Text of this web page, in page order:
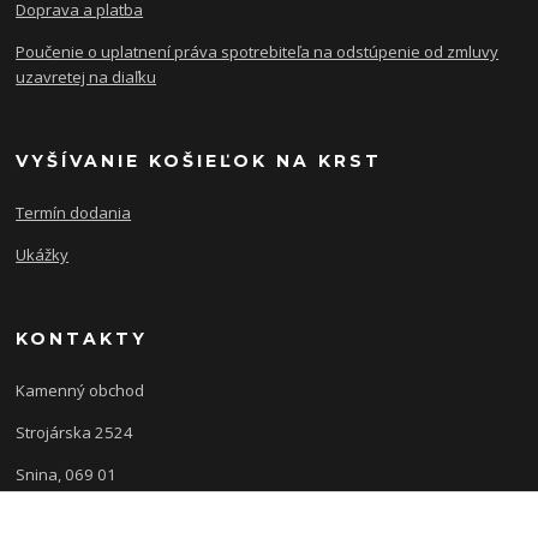
Doprava a platba
Poučenie o uplatnení práva spotrebiteľa na odstúpenie od zmluvy
uzavretej na diaľku
VYŠÍVANIE KOŠIEĽOK NA KRST
Termín dodania
Ukážky
KONTAKTY
Kamenný obchod
Strojárska 2524
Snina, 069 01